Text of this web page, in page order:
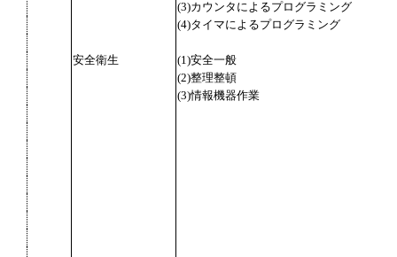
(3)カウンタによるプログラミング
(4)タイマによるプログラミング
安全衛生
(1)安全一般
(2)整理整頓
(3)情報機器作業